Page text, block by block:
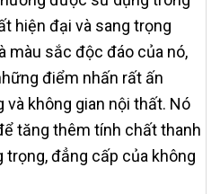
hiện đại và sang trọng
màu sắc độc đáo của nó,
điểm nhấn rất ấn
không gian nội thất. Nó
tăng thêm tính chất thanh
trọng, đẳng cấp của không